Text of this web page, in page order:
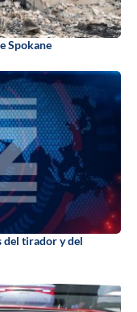
Spokane
del tirador y del